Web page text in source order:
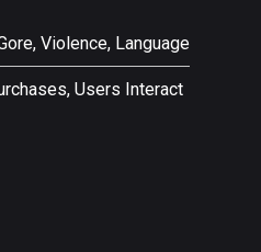
Violence, Language
Users Interact